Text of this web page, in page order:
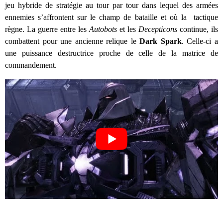
jeu hybride de stratégie au tour par tour dans lequel des armées
ennemies s’affrontent sur le champ de bataille et où la tactique
règne. La guerre entre les Autobots et les Decepticons continue, ils
combattent pour une ancienne relique leDark Spark. Celle-ci a
une puissance destructrice proche de celle de la matrice de
commandement.